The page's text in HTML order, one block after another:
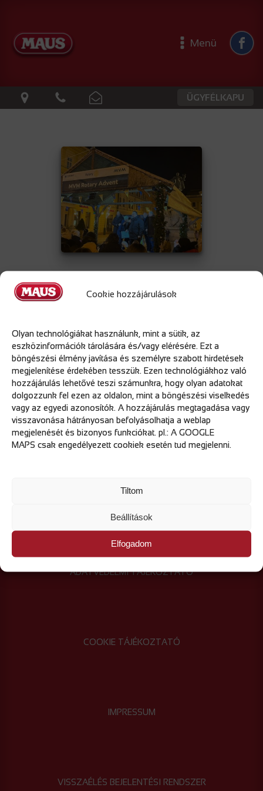
Cookie hozzájárulások
Olyan technológiákat használunk, mint a sütik, az
eszközinformációk tárolására és/vagy elérésére. Ezt a
böngészési élmény javítása és személyre szabott hirdetések
megjelenítése érdekében tesszük. Ezen technológiákhoz való
hozzájárulás lehetővé teszi számunkra, hogy olyan adatokat
dolgozzunk fel ezen az oldalon, mint a böngészési viselkedés
vagy az egyedi azonosítók. A hozzájárulás megtagadása vagy
visszavonása hátrányosan befolyásolhatja a weblap
megjelenését és bizonyos funkciókat. pl.: A GOOGLE
MAPS csak engedélyezett cookiek esetén tud megjelenni.
Elfogadom
Tiltom
Beállítások
Menü
ÜGYFÉLKAPU
2024.12.10. - Rotary Advent
Adni öröm!
A Maus Kft. és FNX Diszkont Kft. évek óta a Rotary Advent
elkötelezett támogatója.
Az esemény keretein belül idén is igyekeztünk családok
karácsonyát szebbé tenni.
Galéria
ADATVÉDELMI TÁJÉKOZTATÓ
COOKIE TÁJÉKOZTATÓ
IMPRESSUM
VISSZAÉLÉS BEJELENTÉSI RENDSZER